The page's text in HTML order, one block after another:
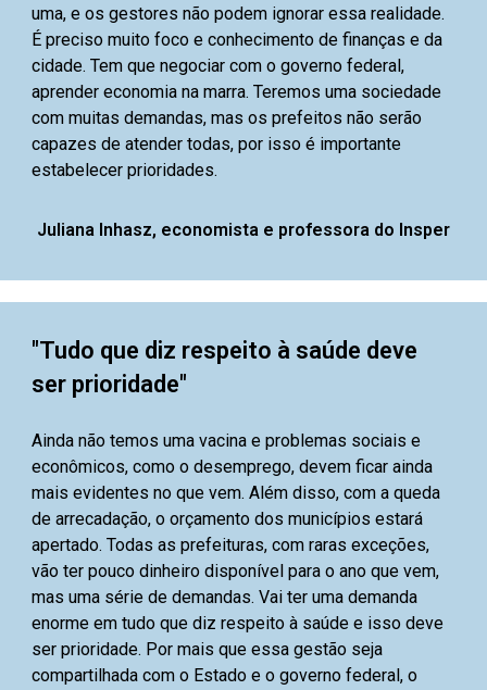
uma, e os gestores não podem ignorar essa realidade.
É preciso muito foco e conhecimento de finanças e da
cidade. Tem que negociar com o governo federal,
aprender economia na marra. Teremos uma sociedade
com muitas demandas, mas os prefeitos não serão
capazes de atender todas, por isso é importante
estabelecer prioridades.
Juliana Inhasz, economista e professora do Insper
"Tudo que diz respeito à saúde deve
ser prioridade"
Ainda não temos uma vacina e problemas sociais e
econômicos, como o desemprego, devem ficar ainda
mais evidentes no que vem. Além disso, com a queda
de arrecadação, o orçamento dos municípios estará
apertado. Todas as prefeituras, com raras exceções,
vão ter pouco dinheiro disponível para o ano que vem,
mas uma série de demandas. Vai ter uma demanda
enorme em tudo que diz respeito à saúde e isso deve
ser prioridade. Por mais que essa gestão seja
compartilhada com o Estado e o governo federal, o